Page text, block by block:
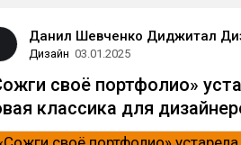
Данил Шевченко Диджитал
Дизайн 03.01.2025
своё портфолио»
классика для